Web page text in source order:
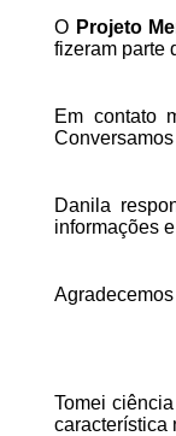
O Projeto
fizeram parte
Em contato
Danila
informações
Tomei
característica